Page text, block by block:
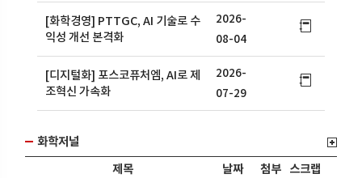
[화학경영] PTTGC, AI 기술로 수
익성 개선 본격화
2026-
08-04
[디지털화] 포스코퓨처엠, AI로 제
조혁신 가속화
2026-
07-29
화학저널
제목
날짜 첨부 스크랩